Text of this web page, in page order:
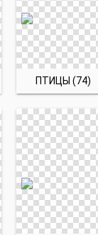
ПТИЦЫ (74)